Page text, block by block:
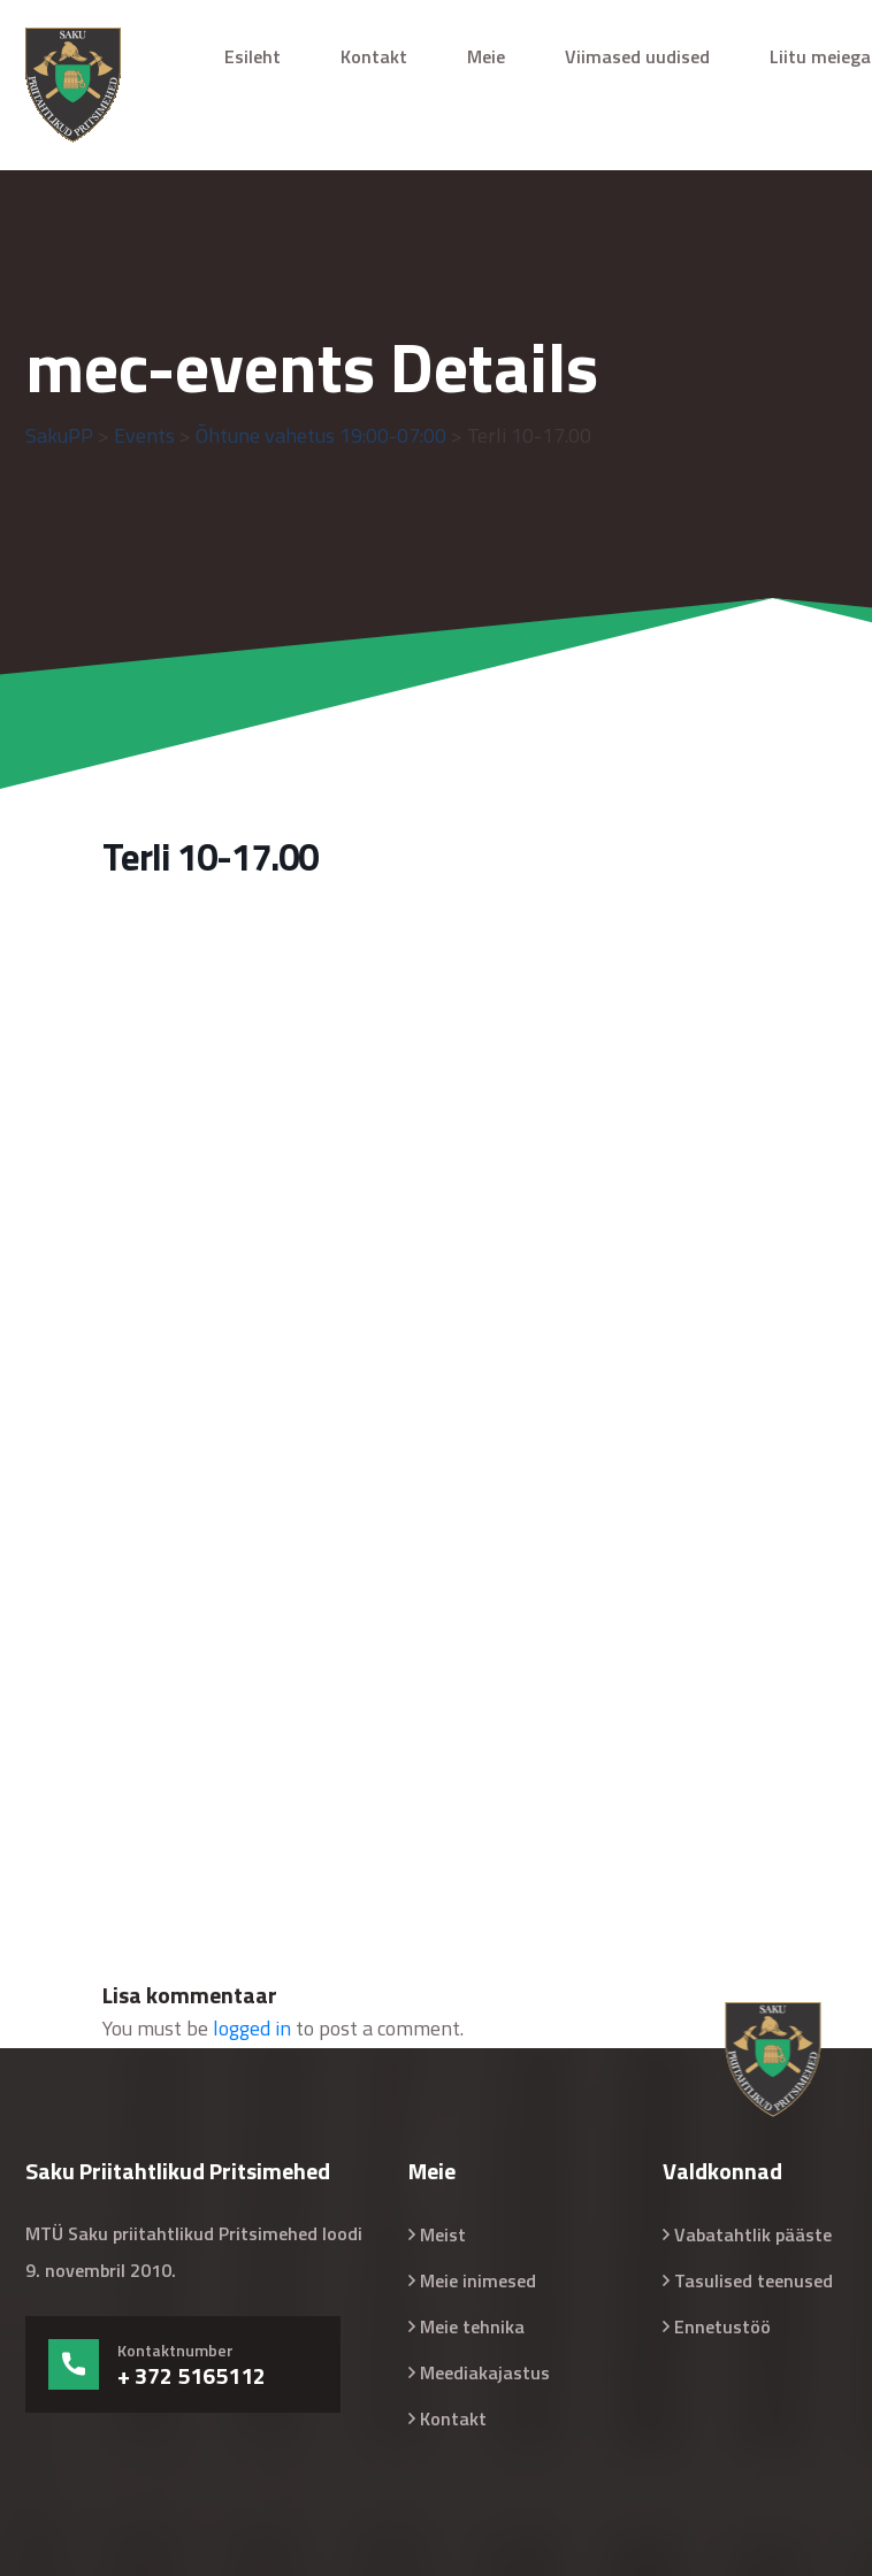
Esileht Kontakt Meie Viimased uudised Liitu meiega
mec-events Details
SakuPP Events Õhtune vahetus 19:00-07:00
Terli 10-17.00
Lisa kommentaar
You must be logged into post a comment.
Saku Priitahtlikud Pritsimehed
MTÜ Saku priitahtlikud Pritsimehed loodi
9. novembril 2010.
Kontaktnumber
+ 372 5165112
Meie
Meist
Meie inimesed
Meie tehnika
Meediakajastus
Kontakt
Valdkonnad
Vabatahtlik pääste
Tasulised teenused
Ennetustöö